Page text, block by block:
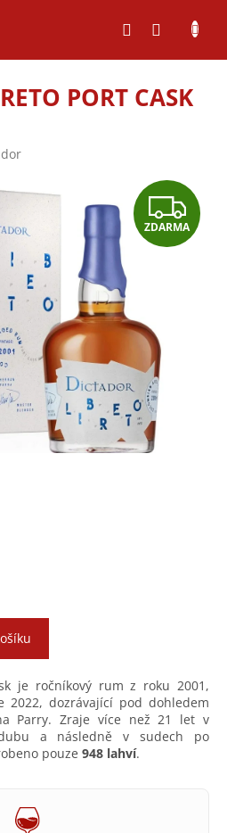
PORT CASK
Z
D
ZDARMA
je ročníkový rum z roku 2001,
2022, dozrávající pod dohledem
Parry. Zraje více než 21 let v
a následně v sudech po
pouze 948 lahví.